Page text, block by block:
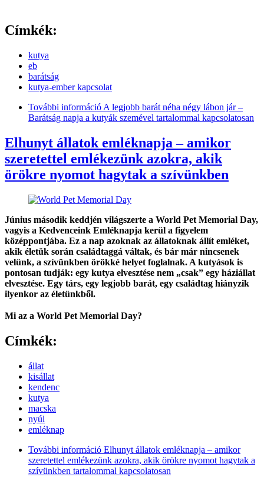
Címkék:
kutya
eb
barátság
kutya-ember kapcsolat
További információ A legjobb barát néha négy lábon jár –
Barátság napja a kutyák szemével tartalommal kapcsolatosan
Elhunyt állatok emléknapja – amikor
szeretettel emlékezünk azokra, akik
örökre nyomot hagytak a szívünkben
Június második keddjén világszerte a World Pet Memorial Day,
vagyis a Kedvenceink Emléknapja kerül a figyelem
középpontjába. Ez a nap azoknak az állatoknak állít emléket,
akik életük során családtaggá váltak, és bár már nincsenek
velünk, a szívünkben örökké helyet foglalnak. A kutyások is
pontosan tudják: egy kutya elvesztése nem „csak” egy háziállat
elvesztése. Egy társ, egy legjobb barát, egy családtag hiányzik
ilyenkor az életünkből.
Mi az a World Pet Memorial Day?
Címkék:
állat
kisállat
kendenc
kutya
macska
nyúl
emléknap
További információ Elhunyt állatok emléknapja – amikor
szeretettel emlékezünk azokra, akik örökre nyomot hagytak a
szívünkben tartalommal kapcsolatosan